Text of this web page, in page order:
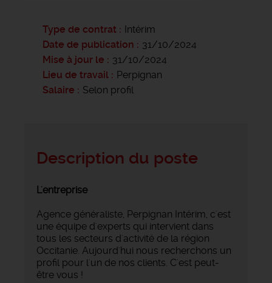
Type de contrat
Intérim
Date de publication
31/10/2024
Mise à jour le
31/10/2024
Lieu de travail
Perpignan
Salaire
Selon profil
Description du poste
L'entreprise
Agence généraliste, Perpignan Intérim, c'est
une équipe d'experts qui intervient dans
tous les secteurs d'activité de la région
Occitanie. Aujourd'hui nous recherchons un
profil pour l'un de nos clients. C'est peut-
être vous !